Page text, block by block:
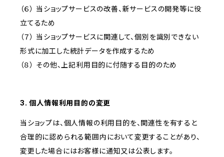
（６） 当ショップサービスの改善、新サービスの開発等に役
立てるため
（７） 当ショップサービスに関連して、個別を識別できない
形式に加工した統計データを作成するため
（８） その他、上記利用目的に付随する目的のため
3. 個人情報利用目的の変更
当ショップは、個人情報の利用目的を、関連性を有すると
合理的に認められる範囲内において変更することがあり、
変更した場合にはお客様に通知又は公表します。